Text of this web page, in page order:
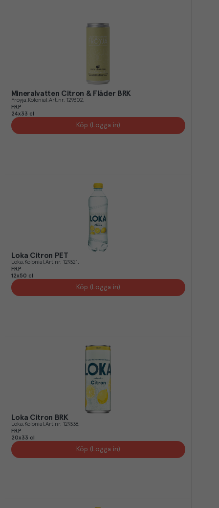
Mineralvatten Citron & Fläder BRK
Fröyja Kolonial Art.nr. 129302
FRP
24x33 cl
Köp (Logga in)
Loka Citron PET
Loka Kolonial Art.nr. 129321
FRP
12x50 cl
Köp (Logga in)
Loka Citron BRK
Loka Kolonial Art.nr. 129338
FRP
20x33 cl
Köp (Logga in)